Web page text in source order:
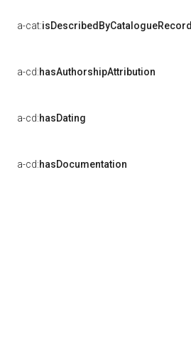
a-cat:isDescribedByCatalogueRecord
a-cd:hasAuthorshipAttribution
a-cd:hasDating
a-cd:hasDocumentation